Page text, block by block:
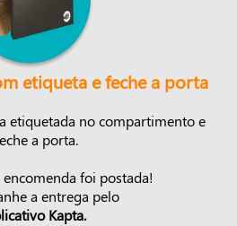
etiqueta e feche a porta
etiquetada no compartimento e
a porta.
encomenda foi postada!
a entrega pelo
Kapta.